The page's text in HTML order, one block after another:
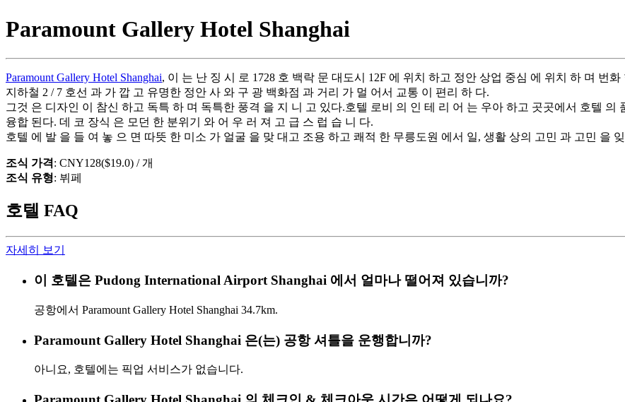
Paramount Gallery Hotel Shanghai
Paramount Gallery Hotel Shanghai, 이 는 난 징 시 로 1728 호 백락 문 대도시 12F 에 위치 하고 정안 상업 중심 에 위치 하 며 번
지하철 2 / 7 호선 과 가 깝 고 유명한 정안 사 와 구 광 백화점 과 거리 가 멀 어서 교통 이 편리 하 다.
그것 은 디자인 이 참신 하고 독특 하 며 독특한 풍격 을 지 니 고 있다.호텔 로비 의 인 테 리 어 는 우아 하고 곳곳에서 호텔
융합 된다. 데 코 장식 은 모던 한 분위기 와 어 우 러 져 고 급 스 럽 습 니 다.
호텔 에 발 을 들 여 놓 으 면 따뜻 한 미소 가 얼굴 을 맞 대고 조용 하고 쾌적 한 무릉도원 에서 일, 생활 상의 고민 과 고민 을
조식 가격: CNY128($19.0) / 개
조식 유형: 뷔페
호텔 FAQ
자세히 보기
이 호텔은 Pudong International Airport Shanghai 에서 얼마나 떨어져 있습니까?
공항에서 Paramount Gallery Hotel Shanghai 34.7km.
Paramount Gallery Hotel Shanghai 은(는) 공항 셔틀을 운행합니까?
아니요, 호텔에는 픽업 서비스가 없습니다.